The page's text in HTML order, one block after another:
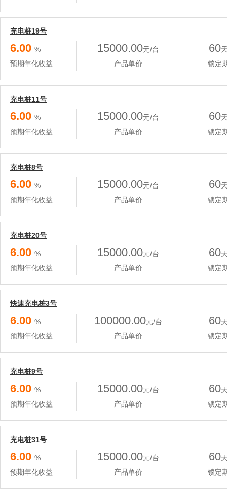
充电桩19号
6.00 %
预期年化收益
15000.00元/台
产品单价
60
锁定
充电桩11号
6.00 %
预期年化收益
15000.00元/台
产品单价
60
锁定
充电桩8号
6.00 %
预期年化收益
15000.00元/台
产品单价
60
锁定
充电桩20号
6.00 %
预期年化收益
15000.00元/台
产品单价
60
锁定
快速充电桩3号
6.00 %
预期年化收益
100000.00元/台
产品单价
60
锁定
充电桩9号
6.00 %
预期年化收益
15000.00元/台
产品单价
60
锁定
充电桩31号
6.00 %
预期年化收益
15000.00元/台
产品单价
60
锁定